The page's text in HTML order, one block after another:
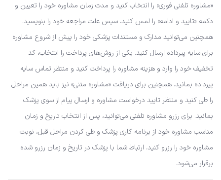
«مشاوره تلفنی فوری» را انتخاب کنید و مدت زمان مشاوره خود را تعیین و
دکمه «تایید و ادامه» را لمس کنید. سپس علت مراجعه خود را بنویسید.
همچنین می‌توانید مدارک و مستندات پزشکی خود را پیش از شروع مشاوره
برای سایه پیرداده ارسال کنید. یکی از روش‌های پرداخت را انتخاب، کد
تخفیف خود را وارد و هزینه مشاوره را پرداخت کنید و منتظر تماس سایه
پیرداده بمانید. همچنین برای دریافت «مشاوره متنی» نیز باید همین مراحل
را طی کنید و منتظر تایید درخواست مشاوره و ارسال پیام از سوی پزشک
بمانید. برای رزرو مشاوره تلفنی می‌توانید، پس از انتخاب تاریخ و زمان
مناسب مشاوره خود از برنامه کاری پزشک و طی کردن مراحل قبل، نوبت
مشاوره خود را رزرو کنید. ارتباط شما با پزشک در تاریخ و زمان رزرو شده
برقرار می‌شود.